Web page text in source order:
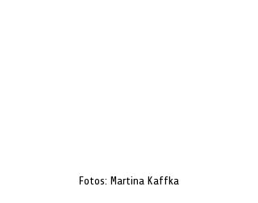
Fotos: Martina Kaffka